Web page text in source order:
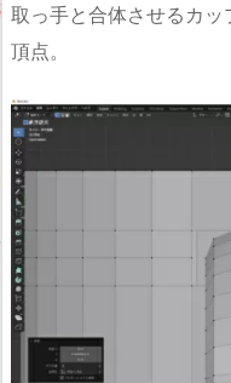
取っ手と合体させるカ
頂点。